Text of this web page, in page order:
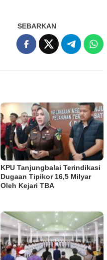
SEBARKAN
KPU Tanjungbalai Terindikasi
Dugaan Tipikor 16,5 Milyar
Oleh Kejari TBA